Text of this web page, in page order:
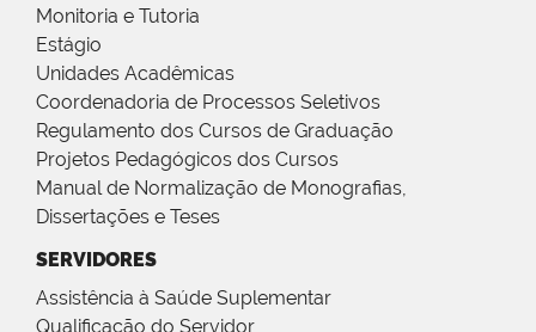
Monitoria e Tutoria
Estágio
Unidades Acadêmicas
Coordenadoria de Processos Seletivos
Regulamento dos Cursos de Graduação
Projetos Pedagógicos dos Cursos
Manual de Normalização de Monografias,
Dissertações e Teses
SERVIDORES
Assistência à Saúde Suplementar
Qualificação do Servidor